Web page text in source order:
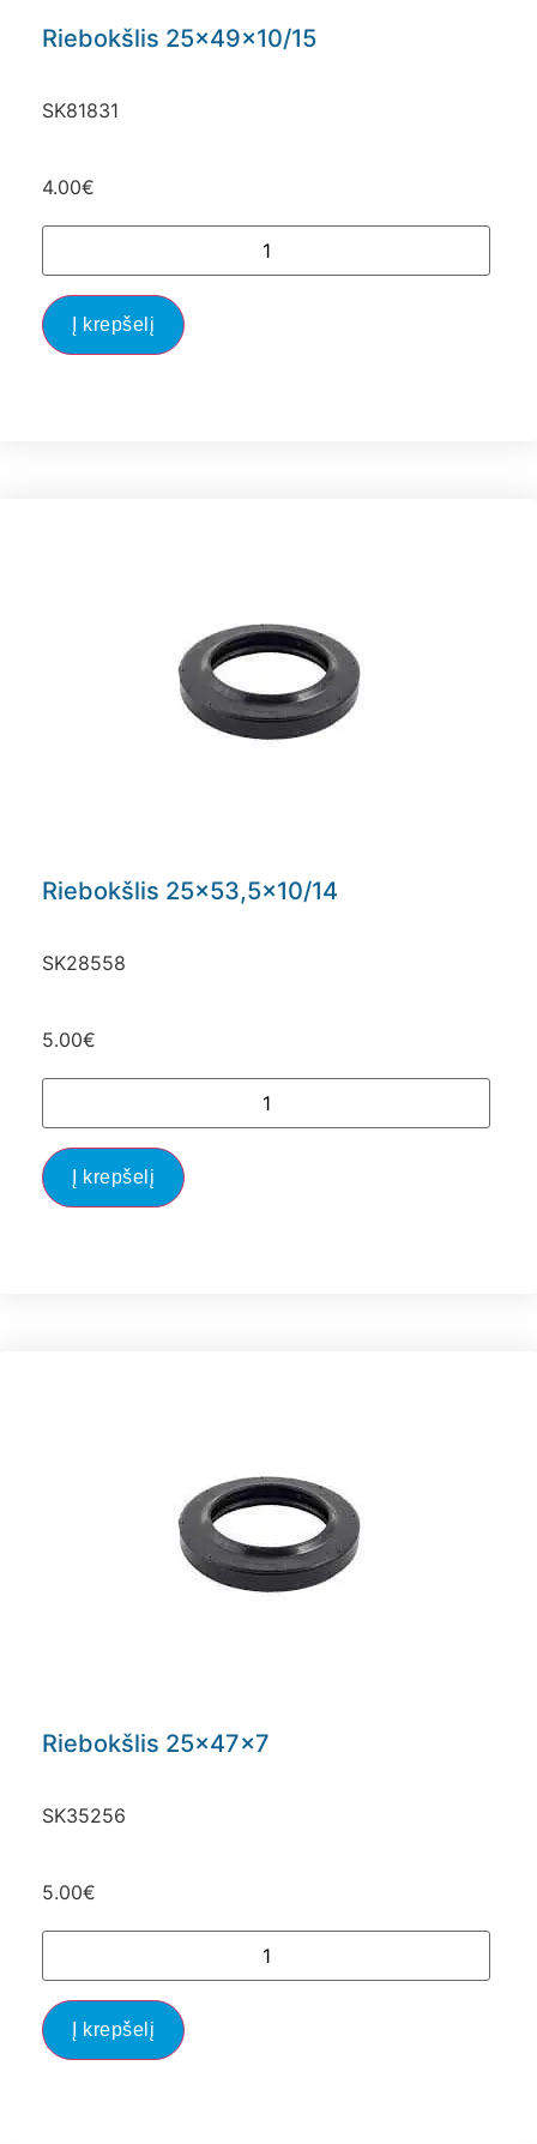
Riebokšlis 25x49x10/15
SK81831
4.00€
Į krepšelį
Riebokšlis 25×53,5×10/14
SK28558
5.00€
Į krepšelį
Riebokšlis 25x47x7
SK35256
5.00€
Į krepšelį